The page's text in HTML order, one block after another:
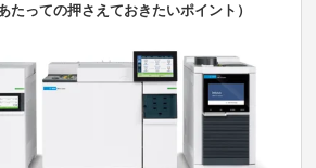
たっての押さえておきたいポイント）